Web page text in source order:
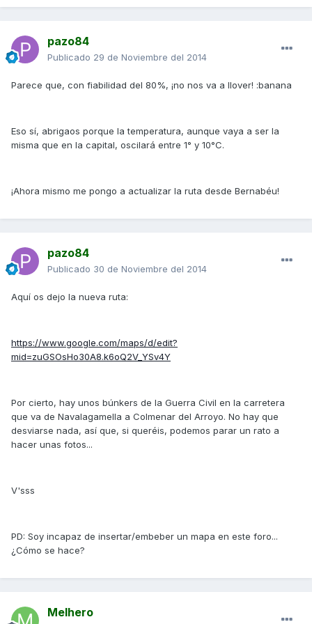
pazo84
Publicado 29 de Noviembre del 2014
Parece que, con fiabilidad del 80%, ¡no nos va a llover! :banana
Eso sí, abrigaos porque la temperatura, aunque vaya a ser la
misma que en la capital, oscilará entre 1° y 10°C.
¡Ahora mismo me pongo a actualizar la ruta desde Bernabéu!
pazo84
Publicado 30 de Noviembre del 2014
Aquí os dejo la nueva ruta:
https://www.google.com/maps/d/edit?
mid=zuGSOsHo30A8.k6oQ2V_YSv4Y
Por cierto, hay unos búnkers de la Guerra Civil en la carretera
que va de Navalagamella a Colmenar del Arroyo. No hay que
desviarse nada, así que, si queréis, podemos parar un rato a
hacer unas fotos...
V'sss
PD: Soy incapaz de insertar/embeber un mapa en este foro...
¿Cómo se hace?
Melhero